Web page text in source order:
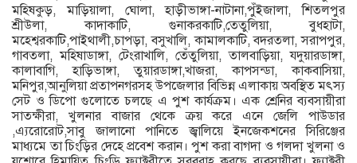
মহিষকুড়, মাড়িয়ালা, ঘোলা, হাড়ীভাঙ্গা-নাটানা,পুঁইজালা, শিতলপুর
শ্রীউলা, কাদাকাটি, গুনাকরকাটি,তেতুলিয়া, বুধহাটা,
মহেশ্বরকাটি,পাইথালী,চাপড়া, বসুখালি, কামালকাটি, বদরতলা, সরাপপুর,
গাবতলা, মহিষাডাঙ্গা, টেংরাখালি, তেঁতুলিয়া, তালবাড়িয়া, যদুয়ারডাঙ্গা,
কালাবাগি, হাড়িভাঙ্গা, তুয়ারডাঙ্গা,খাজরা, কাপসন্ডা, কাকবাসিয়া,
মনিপুর,আনুলিয়া প্রতাপনগরসহ উপজেলার বিভিন্ন এলাকায় অবস্থিত মৎস্য
সেট ও ডিপো গুলোতে চলছে এ পুশ কার্যক্রম। এক শ্রেনির ব্যবসায়ীরা
সাতক্ষীরা, খুলনার বাজার থেকে ক্রয় করে এনে জেলি পাউডার
,এ্যরোরোট,সাবু জালানো পানিতে জ্বালিয়ে ইনজেকশনের সিরিঞ্জের
মাধ্যমে তা চিংড়ির দেহে প্রবেশ করান। পুশ করা বাগদা ও গলদা খুলনা ও